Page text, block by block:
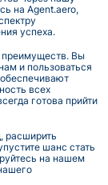
на Agent.aero,
успеха.
преимуществ. Вы
и пользоваться
всех
готова прийти
расширить
шанс стать
на нашем